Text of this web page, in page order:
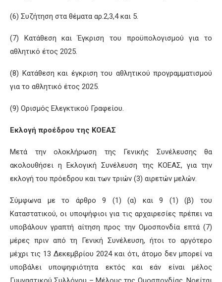
(6) Συζήτηση στα θέματα αρ.2,3,4 και 5.
(7) Κατάθεση και Έγκριση του προϋπολογισμού για το
αθλητικό έτος 2025.
(8) Κατάθεση και έγκριση του αθλητικού προγραμματισμού
για το αθλητικό έτος 2025.
(9) Ορισμός Ελεγκτικού Γραφείου.
Εκλογή προέδρου της ΚΟΕΑΣ
Μετά την ολοκλήρωση της Γενικής Συνέλευσης θα
ακολουθήσει η Εκλογική Συνέλευση της ΚΟΕΑΣ, για την
εκλογή του πρόεδρου και των τριών (3) αιρετών μελών.
Σύμφωνα με το άρθρο 9 (1) (α) και 9 (1) (β) του
Καταστατικού, οι υποψήφιοι για τις αρχαιρεσίες πρέπει να
υποβάλουν γραπτή αίτηση προς την Ομοσπονδία επτά (7)
μέρες πριν από τη Γενική Συνέλευση, ήτοι το αργότερο
μέχρι τις 13 Δεκεμβρίου 2024 και ότι, άτομο δεν μπορεί να
υποβάλει υποψηφιότητα εκτός και εάν είναι μέλος